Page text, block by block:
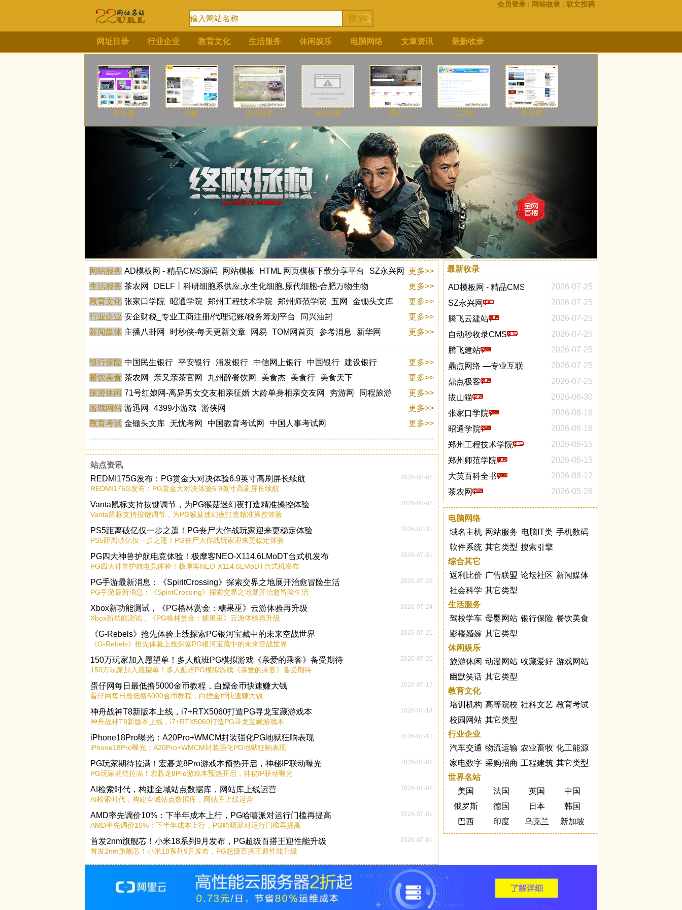
会员登录 | 网站收录 | 软文投稿
网址目录 行业企业 教育文化 生活服务 休闲娱乐 电脑网络 文章资讯 最新收录
亚马逊 搜狐 必应搜索 360搜索 贝壳 安居客 中华网
最新收录
2026-07-25
AD模板网 - 精品CMS源码_网站模板_HTML 网页模板下载分享平
2026-07-25
SZ永兴网
2026-07-25
腾飞云建站
2026-07-25
自动秒收录CMS
2026-07-25
腾飞建站
2026-07-25
鼎点网络 —专业互联网品牌建设与数字营销服务商
2026-07-25
鼎点极客
2026-06-30
拔山猫
2026-06-16
张家口学院
2026-06-16
昭通学院
2026-06-15
郑州工程技术学院
2026-06-15
郑州师范学院
2026-06-12
大英百科全书
2026-05-26
茶农网
电脑网络
域名主机 网站服务 电脑IT类 手机数码
软件系统 其它类型 搜索引擎
综合其它
返利比价 广告联盟 论坛社区 新闻媒体
社会科学 其它类型
生活服务
驾校学车 母婴网站 银行保险 餐饮美食
影楼婚嫁 其它类型
休闲娱乐
旅游休闲 动漫网站 收藏爱好 游戏网站
幽默笑话 其它类型
教育文化
培训机构 高等院校 社科文艺 教育考试
校园网站 其它类型
行业企业
汽车交通 物流运输 农业畜牧 化工能源
家电数字 采购招商 工程建筑 其它类型
世界名站
美国
法国 英国
中国
俄罗斯
德国 日本
韩国
巴西
印度 乌克兰 新加坡
网站服务 更多>>
AD模板网 - 精品CMS源码_网站模板_HTML 网页模板下载分享平台
SZ永兴网
腾飞云建站 自动秒收录CMS 拔山猫 酷搜云网盘 列表网 喀什人人网
生活服务 更多>>
茶农网
DELF丨科研细胞系供应,永生化细胞,原代细胞-合肥万物生物
合肥龙傲调查公司
南京叶子商务调查公司 杭州易妙洗涤用品有限公司
水经微图
锦隆驾校,上海锦隆驾校【权益保障】 亲又亲茶官网
教育文化 更多>>
张家口学院 昭通学院 郑州工程技术学院 郑州师范学院 五网
金锄头文库
中公教育
学而思
行业企业 更多>>
安企财税_专业工商注册/代理记账/税务筹划平台
同兴油封
装配式污水罐-搪瓷拼装罐-搪瓷罐-厌氧罐-青岛宸一环境科技有限公司
双膜气柜_双膜储气柜_沼气储气柜_沼气稳压柜_青岛宸一环境科技有限公司
双膜气柜_搪瓷拼装罐_环氧拼装罐_好氧堆肥膜_青岛宸一环境科技有限公司 perforated panels
宝航人力资源
山东欣烨化工有限公司
新闻媒体 更多>>
主播八卦网 时秒侠-每天更新文章 网易 TOM网首页 参考消息
新华网
环球网
科学新闻
银行保险
更多>>
中国民生银行 平安银行 浦发银行 中信网上银行 中国银行 建设银行
工商银行
餐饮美食 更多>>
茶农网 亲又亲茶官网 九州醉餐饮网 美食杰 美食行
美食天下
旅游休闲
更多>>
71号红娘网-离异男女交友相亲征婚 大龄单身相亲交友网 穷游网
同程旅游
马蜂窝 途牛旅游网
游戏网站 更多>>
游迅网 4399小游戏 游侠网
教育考试
更多>>
金锄头文库 无忧考网 中国教育考试网 中国人事考试网
站点资讯
2026-08-07
REDMI175G发布：PG赏金大对决体验6.9英寸高刷屏长续航
REDMI175G发布：PG赏金大对决体验6.9英寸高刷屏长续航
2026-08-03
Vanta鼠标支持按键调节，为PG猴菇迷幻夜打造精准操控体验
Vanta鼠标支持按键调节，为PG猴菇迷幻夜打造精准操控体验
2026-07-31
PS5距离破亿仅一步之遥！PG丧尸大作战玩家迎来更稳定体验
PS5距离破亿仅一步之遥！PG丧尸大作战玩家迎来更稳定体验
2026-07-31
PG四大神兽护航电竞体验！极摩客NEO-X114.6LMoDT台式机发布
PG四大神兽护航电竞体验！极摩客NEO-X114.6LMoDT台式机发布
2026-07-28
PG手游最新消息：《SpiritCrossing》探索交界之地展开治愈冒险生活
PG手游最新消息：《SpiritCrossing》探索交界之地展开治愈冒险生活
2026-07-24
Xbox新功能测试，《PG格林赏金：糖果巫》云游体验再升级
Xbox新功能测试，《PG格林赏金：糖果巫》云游体验再升级
2026-07-21
《G-Rebels》抢先体验上线探索PG银河宝藏中的未来空战世界
《G-Rebels》抢先体验上线探索PG银河宝藏中的未来空战世界
2026-07-20
150万玩家加入愿望单！多人航班PG模拟游戏《亲爱的乘客》备受期待
150万玩家加入愿望单！多人航班PG模拟游戏《亲爱的乘客》备受期待
2026-07-17
蛋仔网每日最低撸5000金币教程，白嫖金币快速赚大钱
蛋仔网每日最低撸5000金币教程，白嫖金币快速赚大钱
2026-07-14
神舟战神T8新版本上线，i7+RTX5060打造PG寻龙宝藏游戏本
神舟战神T8新版本上线，i7+RTX5060打造PG寻龙宝藏游戏本
2026-07-13
iPhone18Pro曝光：A20Pro+WMCM封装强化PG地狱狂响表现
iPhone18Pro曝光：A20Pro+WMCM封装强化PG地狱狂响表现
2026-07-07
PG玩家期待拉满！宏碁龙8Pro游戏本预热开启，神秘IP联动曝光
PG玩家期待拉满！宏碁龙8Pro游戏本预热开启，神秘IP联动曝光
2026-07-03
AI检索时代，构建全域站点数据库，网站库上线运营
AI检索时代，构建全域站点数据库，网站库上线运营
2026-07-01
AMD率先调价10%：下半年成本上行，PG哈嘻派对运行门槛再提高
AMD率先调价10%：下半年成本上行，PG哈嘻派对运行门槛再提高
2026-07-01
首发2nm旗舰芯！小米18系列9月发布，PG超级百搭王迎性能升级
首发2nm旗舰芯！小米18系列9月发布，PG超级百搭王迎性能升级